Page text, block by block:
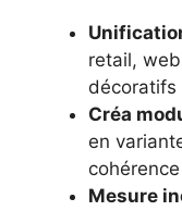
retail,
décoratifs
Créa
en
Mesure